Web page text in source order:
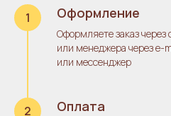
Оформление
Оформляете заказ через
или менеджера через e-
или месcенджер
Оплата